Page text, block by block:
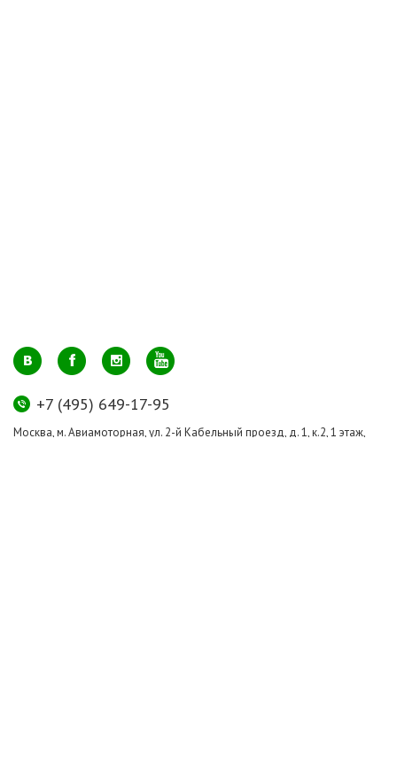
+7 (495) 649-17-95
Москва, м. Авиамоторная, ул. 2-й Кабельный проезд, д. 1, к.2, 1 этаж,